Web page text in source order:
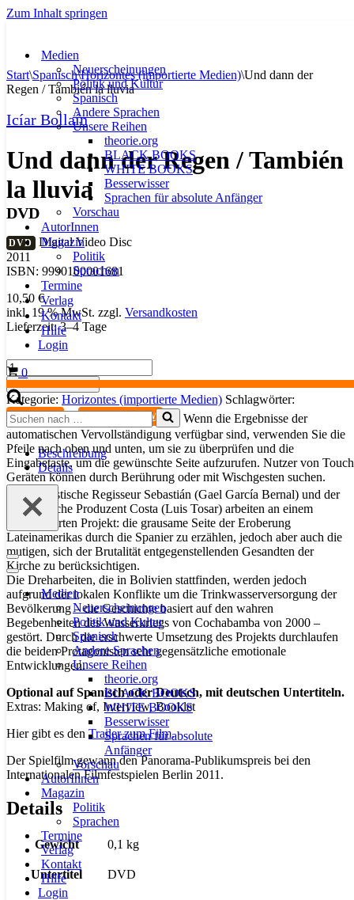
Zum Inhalt springen
Medien
Neuerscheinungen
Politik und Kultur
Spanisch
Andere Sprachen
Unsere Reihen
theorie.org
BLACK BOOKS
WHITE BOOKS
Besserwisser
Sprachen für absolute Anfänger
Vorschau
AutorInnen
Magazin
Politik
Sprachen
Termine
Verlag
Kontakt
Hilfe
Login
Warenkorb
0
Suchen
nach …
Wenn die Ergebnisse der
automatischen Vervollständigung verfügbar sind, verwenden Sie die
Pfeile nach oben und unten, um sie zu überprüfen und die
Eingabetaste, um die gewünschte Seite aufzurufen. Nutzer von
Geräten können durch Berührung oder mit Wischgesten suchen.
Navigationsmenü
Navigationsmenü
Medien
Neuerscheinungen
Politik und Kultur
Spanisch
Andere Sprachen
Unsere Reihen
theorie.org
BLACK BOOKS
WHITE BOOKS
Besserwisser
Sprachen für absolute
Anfänger
Vorschau
AutorInnen
Magazin
Politik
Sprachen
Termine
Verlag
Kontakt
Hilfe
Login
Start\Spanisch\Horizontes (importierte Medien)\Und dann der
Regen / También la lluvia
Icíar Bollaín
Und dann der Regen / También
la lluvia
DVD
DVD Digital Video Disc
2011
ISBN: 9990100001681
10,50 €
inkl. 19 % MwSt. zzgl. Versandkosten
Lieferzeit:3–4 Tage
Und
dann
der
Regen
También
la
lluvia
Menge
Kategorie: Horizontes (importierte Medien) Schlagwörter:
SPANISCH , SPANISCH FILM
Beschreibung
Details
Der idealistische Regisseur Sebastián (Gael García Bernal) und der
misstrauische Produzent Costa (Luis Tosar) arbeiten an einem
ambitionierten Projekt: die grausame Seite der Eroberung
Lateinamerikas durch die Spanier zu erzählen, jedoch aber auch die
mutigen, sich der Brutalität entgegenstellenden Gesandten der
Kirche zu berücksichtigen.
Die Dreharbeiten, die in Bolivien stattfinden, werden jedoch
aufgrund der lokalen Konflikte um die Trinkwasserversorgung der
Bevölkerung – die Geschichte basiert auf den wahren
Begebenheiten des Wasserkriegs von Cochabamba von 2000 –
gestört. Durch die erschwerte Umsetzung des Projekts durchlaufen
die beiden Protagonisten sehr gegensätzliche emotionale
Entwicklungen.
Optional auf Spanisch oder Deutsch, mit deutschen Untertiteln.
Extras: Making of, Interview, Booklet
Hier gibt es den Trailer zum Film.
Der Spielfilm gewann den Panorama-Publikumspreis bei den
Internationalen Filmfestspielen Berlin 2011.
Details
Gewicht 0,1 kg
Untertitel DVD